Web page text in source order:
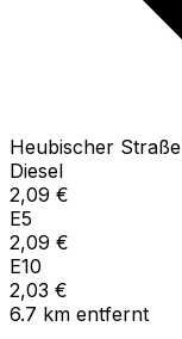
Heubischer Straße
Diesel
2,09 €
E5
2,09 €
E10
2,03 €
6.7 km entfernt